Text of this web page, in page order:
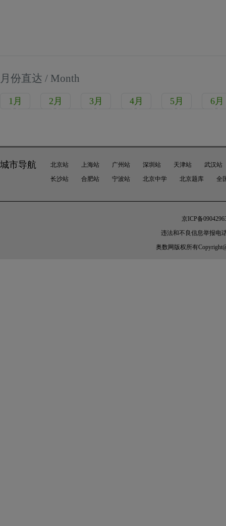
月份直达 / Month
1月 2月 3月 4月 5月 6月
城市导航 北京站 上海站 广州站 深圳站 天津站
武汉站
长沙站
合肥站 宁波站 北京中学 北京题库 全
京ICP备
违法和不良信息举报电
奥数网版权所有